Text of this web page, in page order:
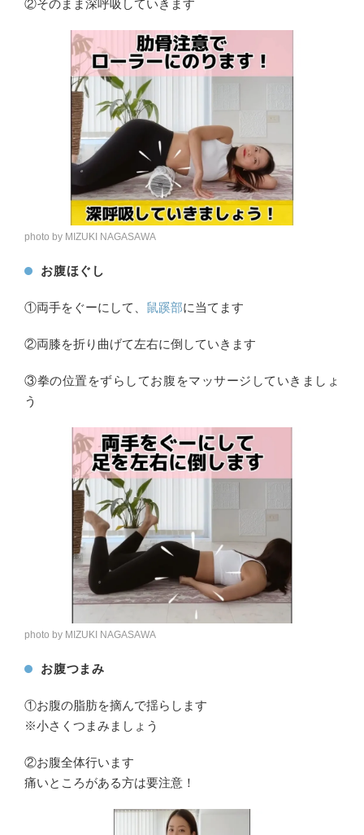
②そのまま深呼吸していきます
photo by MIZUKI NAGASAWA
お腹ほぐし
①両手をぐーにして、 鼠蹊部に当てます
②両膝を折り曲げて左右に倒していきます
③拳の位置をずらしてお腹をマッサージしていきましょ
う
photo by MIZUKI NAGASAWA
お腹つまみ
①お腹の脂肪を摘んで揺らします
※小さくつまみましょう
②お腹全体行います
痛いところがある方は要注意！